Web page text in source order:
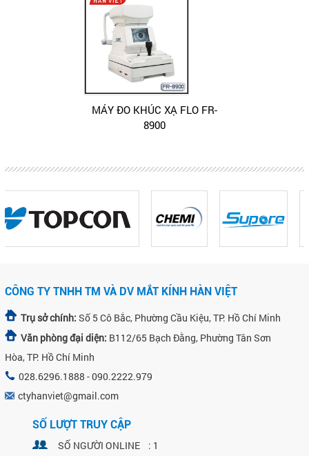
MÁY ĐO KHÚC XẠ FLO FR-
8900
CÔNG TY TNHH TM VÀ DV MẮT KÍNH HÀN VIỆT
Trụ sở chính: Số 5 Cô Bắc, Phường Cầu Kiệu, TP. Hồ Chí Minh
Văn phòng đại diện: B112/65 Bạch Đằng, Phường Tân Sơn
Hòa, TP. Hồ Chí Minh
028.6296.1888 - 090.2222.979
ctyhanviet@gmail.com
SỐ LƯỢT TRUY CẬP
SỐ NGƯỜI ONLINE : 1